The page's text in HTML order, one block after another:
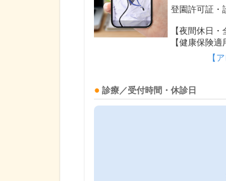
登園許可証・
【夜間休日・
【健康保険適
【
診療／受付時間・休診日